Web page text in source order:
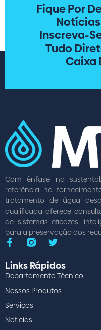
Fique Por
Inscreva-
Tudo
Caixa
Com ênfase na
referência no
tratamento de água
qualificada oferece
de sistemas eficazes,
para a preservação dos
Links Rápidos
Departamento Técnico
Nossos Produtos
Serviços
Noticias